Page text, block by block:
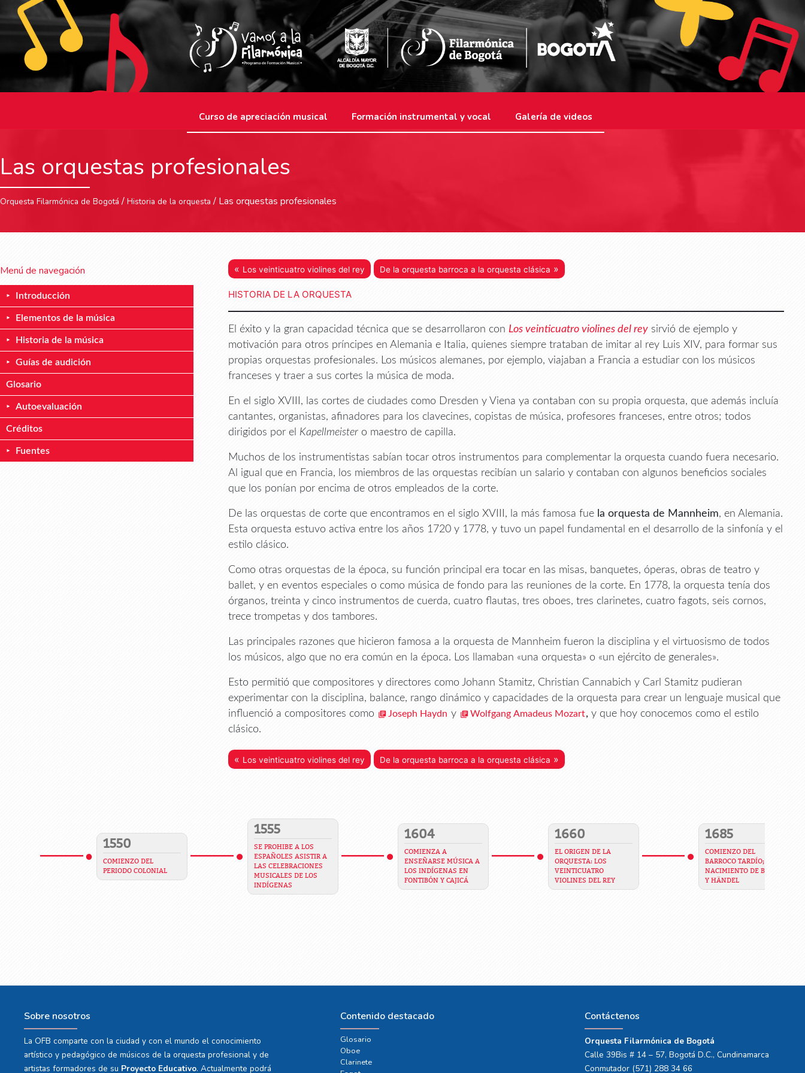
Curso de apreciación musical Formación instrumental y vocal Galería de videos
Las orquestas profesionales
Orquesta Filarmónica de Bogotá / Historia de la orquesta / Las orquestas profesionales
Menú de navegación
Introducción
Elementos de la música
Historia de la música
Guías de audición
Glosario
Autoevaluación
Créditos
Fuentes
« Los veinticuatro violines del rey De la orquesta barroca a la orquesta clásica »
HISTORIA DE LA ORQUESTA
El éxito y la gran capacidad técnica que se desarrollaron con Los veinticuatro violines del rey sirvió de ejemplo y
motivación para otros príncipes en Alemania e Italia, quienes siempre trataban de imitar al rey Luis XIV, para formar sus
propias orquestas profesionales. Los músicos alemanes, por ejemplo, viajaban a Francia a estudiar con los músicos
franceses y traer a sus cortes la música de moda.
En el siglo XVIII, las cortes de ciudades como Dresden y Viena ya contaban con su propia orquesta, que además incluía
cantantes, organistas, afinadores para los clavecines, copistas de música, profesores franceses, entre otros; todos
dirigidos por el Kapellmeister o maestro de capilla.
Muchos de los instrumentistas sabían tocar otros instrumentos para complementar la orquesta cuando fuera necesario.
Al igual que en Francia, los miembros de las orquestas recibían un salario y contaban con algunos beneficios sociales
que los ponían por encima de otros empleados de la corte.
De las orquestas de corte que encontramos en el siglo XVIII, la más famosa fue la orquesta de Mannheim, en Alemania.
Esta orquesta estuvo activa entre los años 1720 y 1778, y tuvo un papel fundamental en el desarrollo de la sinfonía y el
estilo clásico.
Como otras orquestas de la época, su función principal era tocar en las misas, banquetes, óperas, obras de teatro y
ballet, y en eventos especiales o como música de fondo para las reuniones de la corte. En 1778, la orquesta tenía dos
órganos, treinta y cinco instrumentos de cuerda, cuatro flautas, tres oboes, tres clarinetes, cuatro fagots, seis cornos,
trece trompetas y dos tambores.
Las principales razones que hicieron famosa a la orquesta de Mannheim fueron la disciplina y el virtuosismo de todos
los músicos, algo que no era común en la época. Los llamaban «una orquesta» o «un ejército de generales».
Esto permitió que compositores y directores como Johann Stamitz, Christian Cannabich y Carl Stamitz pudieran
experimentar con la disciplina, balance, rango dinámico y capacidades de la orquesta para crear un lenguaje musical que
influenció a compositores como
Joseph Haydn y Wolfgang Amadeus Mozart, y que hoy conocemos como el estilo
clásico.
« Los veinticuatro violines del rey De la orquesta barroca a la orquesta clásica »
1550
COMIENZO DEL
PERIODO COLONIAL
1555
SE PROHIBE A LOS
ESPAÑOLES ASISTIR A
LAS CELEBRACIONES
MUSICALES DE LOS
INDÍGENAS
1604
COMIENZA A
ENSEÑARSE MÚSICA A
LOS INDÍGENAS EN
FONTIBÓN Y CAJICÁ
1660
EL ORIGEN DE LA
ORQUESTA: LOS
VEINTICUATRO
VIOLINES DEL REY
1685
COMIENZO DEL
BARROCO TARDÍO;
NACIMIENTO DE BACH
Y HÄNDEL
Sobre nosotros
La OFB comparte con la ciudad y con el mundo el conocimiento
artístico y pedagógico de músicos de la orquesta profesional y de
artistas formadores de su Proyecto Educativo. Actualmente podrá
Contenido destacado
Glosario
Oboe
Clarinete
Contáctenos
Orquesta Filarmónica de Bogotá
Calle 39Bis # 14 – 57, Bogotá D.C., Cundinamarca
Conmutador (571) 288 34 66